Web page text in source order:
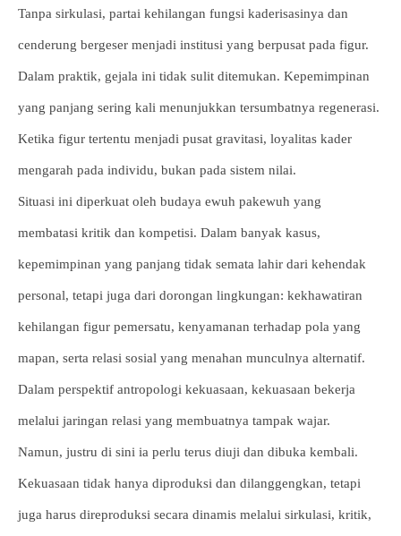
Tanpa sirkulasi, partai kehilangan fungsi kaderisasinya dan
cenderung bergeser menjadi institusi yang berpusat pada figur.
Dalam praktik, gejala ini tidak sulit ditemukan. Kepemimpinan
yang panjang sering kali menunjukkan tersumbatnya regenerasi.
Ketika figur tertentu menjadi pusat gravitasi, loyalitas kader
mengarah pada individu, bukan pada sistem nilai.
Situasi ini diperkuat oleh budaya ewuh pakewuh yang
membatasi kritik dan kompetisi. Dalam banyak kasus,
kepemimpinan yang panjang tidak semata lahir dari kehendak
personal, tetapi juga dari dorongan lingkungan: kekhawatiran
kehilangan figur pemersatu, kenyamanan terhadap pola yang
mapan, serta relasi sosial yang menahan munculnya alternatif.
Dalam perspektif antropologi kekuasaan, kekuasaan bekerja
melalui jaringan relasi yang membuatnya tampak wajar.
Namun, justru di sini ia perlu terus diuji dan dibuka kembali.
Kekuasaan tidak hanya diproduksi dan dilanggengkan, tetapi
juga harus direproduksi secara dinamis melalui sirkulasi, kritik,